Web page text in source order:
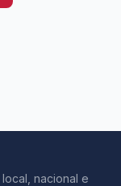
nacional e